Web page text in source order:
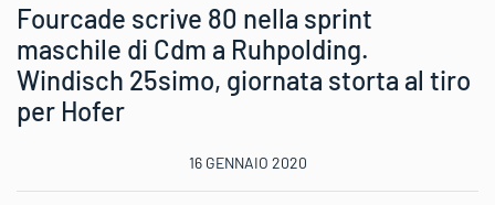
Fourcade scrive 80 nella sprint
maschile di Cdm a Ruhpolding.
Windisch 25simo, giornata storta al tiro
per Hofer
16 GENNAIO 2020